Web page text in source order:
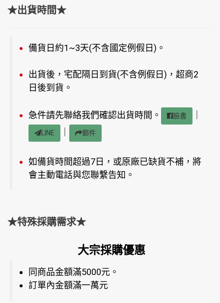
★出貨時間★
備貨日約1~3天(不含國定例假日)。
出貨後，宅配隔日到貨(不含例假日)，超商2
日後到貨。
急件請先聯絡我們確認出貨時間。 臉書
LINE 郵件
如備貨時間超過7日，或原廠已缺貨不補，將
會主動電話與您聯繫告知。
★特殊採購需求★
大宗採購優惠
同商品金額滿5000元。
訂單內金額滿一萬元